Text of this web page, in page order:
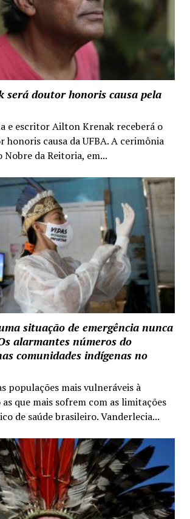
será doutor honoris causa pela
e escritor Ailton Krenak receberá o
causa da UFBA. A cerimônia
Nobre da Reitoria, em...
situação de emergência nunca
alarmantes números do
comunidades indígenas no
populações mais vulneráveis à
as que mais sofrem com as limitações
de saúde brasileiro. Vanderlecia...